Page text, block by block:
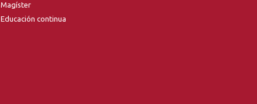
Magíster
Educación continua